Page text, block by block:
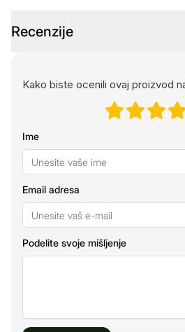
Recenzije
Kako biste ocenili ovaj proizvod
Ime
Email adresa
Podelite svoje mišljenje